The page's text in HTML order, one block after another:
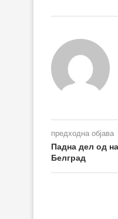
предходна објава
Падна дел од
Белград